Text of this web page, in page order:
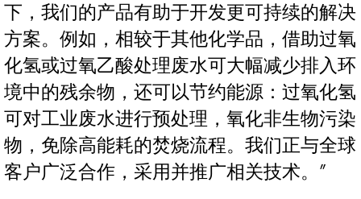
下，我们的产品有助于开发更可持续的解决
方案。例如，相较于其他化学品，借助过氧
化氢或过氧乙酸处理废水可大幅减少排入环
境中的残余物，还可以节约能源：过氧化氢
可对工业废水进行预处理，氧化非生物污染
物，免除高能耗的焚烧流程。我们正与全球
客户广泛合作，采用并推广相关技术。”